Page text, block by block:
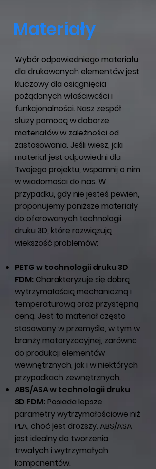
Materiały
Wybór odpowiedniego materiału
dla drukowanych elementów jest
kluczowy dla osiągnięcia
pożądanych właściwości i
funkcjonalności. Nasz zespół
służy pomocą w doborze
materiałów w zależności od
zastosowania. Jeśli wiesz, jaki
materiał jest odpowiedni dla
Twojego projektu, wspomnij o nim
w wiadomości do nas. W
przypadku, gdy nie jesteś pewien,
proponujemy poniższe materiały
do oferowanych technologii
druku 3D, które rozwiązują
większość problemów:
PETG w technologii druku 3D
FDM:Charakteryzuje się dobrą
wytrzymałością mechaniczną i
temperaturową oraz przystępną
ceną. Jest to materiał często
stosowany w przemyśle, w tym w
branży motoryzacyjnej, zarówno
do produkcji elementów
wewnętrznych, jak i w niektórych
przypadkach zewnętrznych.
ABS/ASA w technologii druku
3D FDM: Posiada lepsze
parametry wytrzymałościowe niż
PLA, choć jest droższy. ABS/ASA
jest idealny do tworzenia
trwałych i wytrzymałych
komponentów.